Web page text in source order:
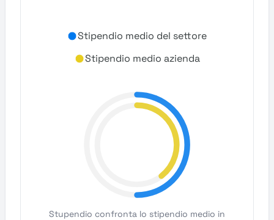
Stipendio medio del settore
Stipendio medio azienda
Stupendio confronta lo stipendio medio in